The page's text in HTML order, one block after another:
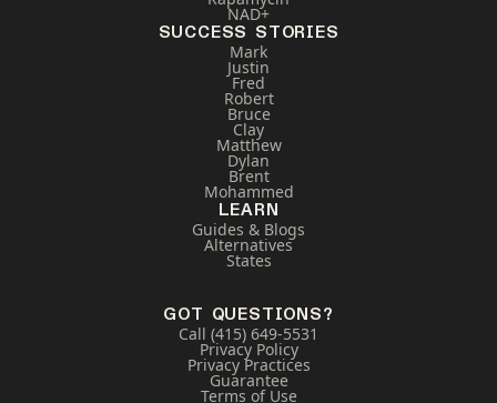
NAD+
SUCCESS STORIES
Mark
Justin
Fred
Robert
Bruce
Clay
Matthew
Dylan
Brent
Mohammed
LEARN
Guides & Blogs
Alternatives
States
GOT QUESTIONS?
Call (415) 649-5531
Privacy Policy
Privacy Practices
Guarantee
Terms of Use